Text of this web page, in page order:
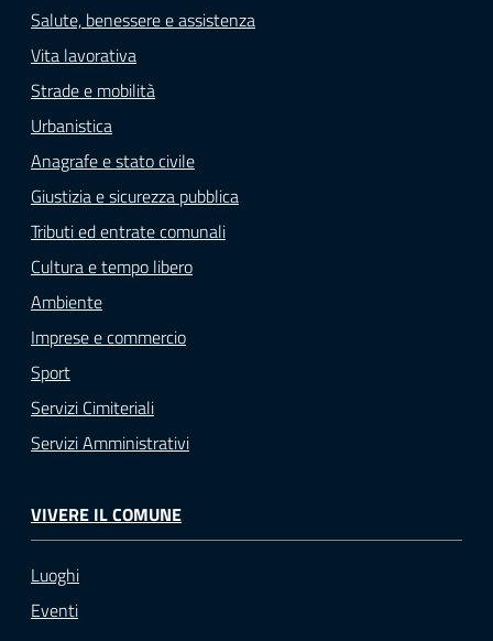
Salute, benessere e assistenza
Vita lavorativa
Strade e mobilità
Urbanistica
Anagrafe e stato civile
Giustizia e sicurezza pubblica
Tributi ed entrate comunali
Cultura e tempo libero
Ambiente
Imprese e commercio
Sport
Servizi Cimiteriali
Servizi Amministrativi
VIVERE IL COMUNE
Luoghi
Eventi